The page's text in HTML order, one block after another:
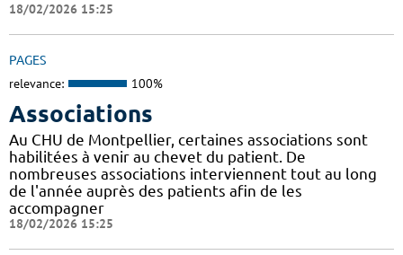
18/02/2026 15:25
PAGES
relevance: 100%
Associations
Au CHU de Montpellier, certaines associations sont
habilitées à venir au chevet du patient. De
nombreuses associations interviennent tout au long
de l'année auprès des patients afin de les
accompagner
18/02/2026 15:25